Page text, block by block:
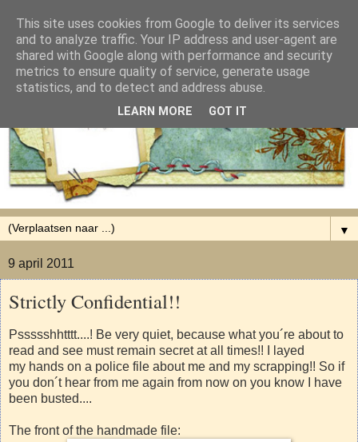
▼
9 april 2011
Strictly Confidential!!
Pssssshhtttt....! Be very quiet, because what you´re about to
read and see must remain secret at all times!! I layed
my hands on a police file about me and my scrapping!! So if
you don´t hear from me again from now on you know I have
been busted....
The front of the handmade file:
This site uses cookies from Google to deliver its services
and to analyze traffic. Your IP address and user-agent are
shared with Google along with performance and security
metrics to ensure quality of service, generate usage
statistics, and to detect and address abuse.
LEARN MORE GOT IT